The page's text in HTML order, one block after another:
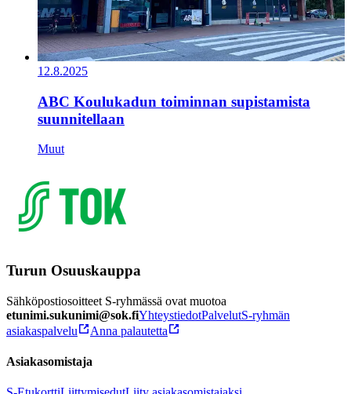
12.8.2025
ABC Koulukadun toiminnan supistamista
suunnitellaan
Muut
Turun Osuuskauppa
Sähköpostiosoitteet S-ryhmässä ovat muotoa
etunimi.sukunimi@sok.fiYhteystiedotPalvelutS-ryhmän
asiakaspalvelu
Anna palautetta
Asiakasomistaja